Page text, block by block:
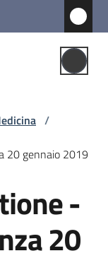
/
20 gennaio 2019
-
20